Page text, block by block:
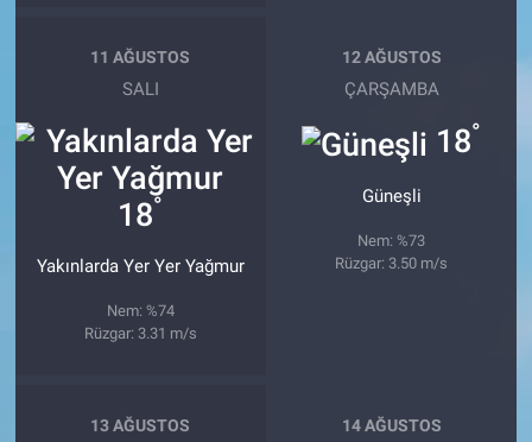
11 AĞUSTOS
SALI
18°
Yakınlarda Yer Yer Yağmur
Nem: %74
Rüzgar: 3.31 m/s
12 AĞUSTOS
ÇARŞAMBA
18°
Güneşli
Nem: %73
Rüzgar: 3.50 m/s
13 AĞUSTOS 14 AĞUSTOS